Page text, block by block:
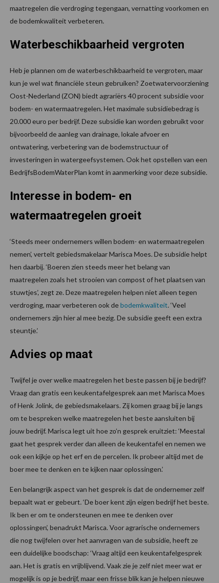
maatregelen die verdroging tegengaan, vernatting voorkomen en
de bodemkwaliteit verbeteren.
Waterbeschikbaarheid vergroten
Heb je plannen om de waterbeschikbaarheid te vergroten, maar
kun je wel wat financiële steun gebruiken? Zoetwatervoorziening
Oost-Nederland (ZON) biedt agrariërs 40 procent subsidie voor
bodem- en watermaatregelen. Het maximale subsidiebedrag is
20.000 euro per bedrijf. Deze subsidie kan worden gebruikt voor
bijvoorbeeld de aanleg van drainage, lokale afvoer en
ontwatering, verbetering van de bodemstructuur of
investeringen in watergeefsystemen. Ook het opstellen van een
BedrijfsBodemWaterPlan komt in aanmerking voor deze subsidie.
Interesse in bodem- en
watermaatregelen groeit
‘Steeds meer ondernemers willen bodem- en watermaatregelen
nemen’, vertelt gebiedsmakelaar Marisca Moes. De subsidie helpt
hen daarbij. ‘Boeren zien steeds meer het belang van
maatregelen zoals het strooien van compost of het plaatsen van
stuwtjes’, zegt ze. Deze maatregelen helpen niet alleen tegen
verdroging, maar verbeteren ook debodemkwaliteit. ‘Veel
ondernemers zijn hier al mee bezig. De subsidie geeft een extra
steuntje.’
Advies op maat
Twijfel je over welke maatregelen het beste passen bij je bedrijf?
Vraag dan gratis een keukentafelgesprek aan met Marisca Moes
of Henk Jolink, de gebiedsmakelaars. Zij komen graag bij je langs
om te bespreken welke maatregelen het beste aansluiten bij
jouw bedrijf. Marisca legt uit hoe zo’n gesprek eruitziet: ‘Meestal
gaat het gesprek verder dan alleen de keukentafel en nemen we
ook een kijkje op het erf en de percelen. Ik probeer altijd met de
boer mee te denken en te kijken naar oplossingen.’
Een belangrijk aspect van het gesprek is dat de ondernemer zelf
bepaalt wat er gebeurt. ‘De boer kent zijn eigen bedrijf het beste.
Ik ben er om te ondersteunen en mee te denken over
oplossingen’, benadrukt Marisca. Voor agrarische ondernemers
die nog twijfelen over het aanvragen van de subsidie, heeft ze
een duidelijke boodschap: ‘Vraag altijd een keukentafelgesprek
aan. Het is gratis en vrijblijvend. Vaak zie je zelf niet meer wat er
mogelijk is op je bedrijf, maar een frisse blik kan je helpen nieuwe